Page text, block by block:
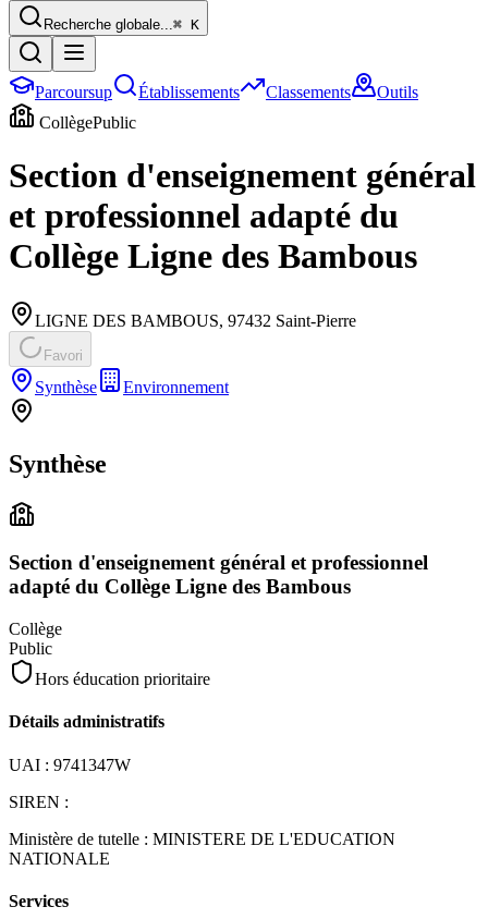
Recherche globale...⌘ K
Parcoursup Établissements Classements
Outils
CollègePublic
Section d'enseignement général
et professionnel adapté du
Collège Ligne des Bambous
LIGNE DES BAMBOUS, 97432 Saint-Pierre
Favori
Synthèse Environnement
Synthèse
Section d'enseignement général et professionnel
adapté du Collège Ligne des Bambous
Collège
Public
Hors éducation prioritaire
Détails administratifs
UAI : 9741347W
SIREN :
Ministère de tutelle : MINISTERE DE L'EDUCATION
NATIONALE
Services